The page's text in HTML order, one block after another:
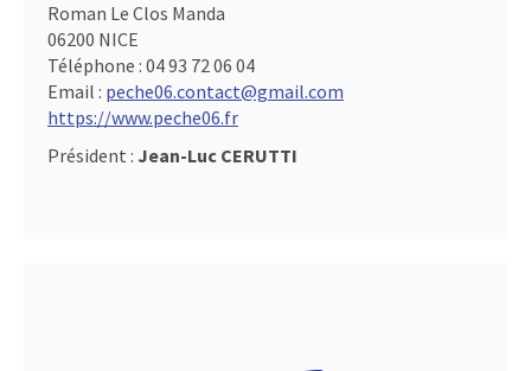
Roman Le Clos Manda
06200 NICE
Téléphone : 04 93 72 06 04
Email : peche06.contact@gmail.com
https://www.peche06.fr
Président : Jean-Luc CERUTTI